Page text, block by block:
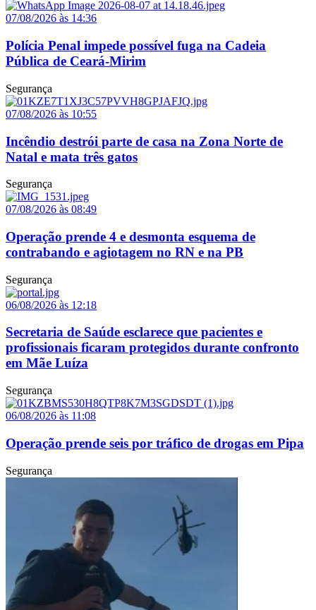
07/08/2026 às 14:36
Polícia Penal impede possível fuga na Cadeia
Pública de Ceará-Mirim
Segurança
07/08/2026 às 10:55
Incêndio destrói parte de casa na Zona Norte de
Natal e mata três gatos
Segurança
07/08/2026 às 08:49
Operação prende 4 e desmonta esquema de
contrabando e agiotagem no RN e na PB
Segurança
06/08/2026 às 12:18
Secretaria de Saúde esclarece que pacientes e
profissionais ficaram protegidos durante confronto
em Mãe Luíza
Segurança
06/08/2026 às 11:08
Operação prende seis por tráfico de drogas em Pipa
Segurança